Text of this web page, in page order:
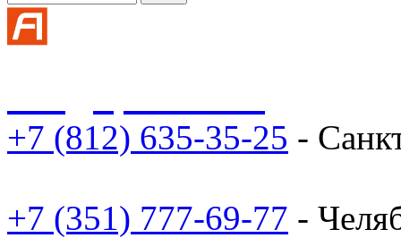
+7 (812) 635-35-25 -
+7 (351) 777-69-77 -